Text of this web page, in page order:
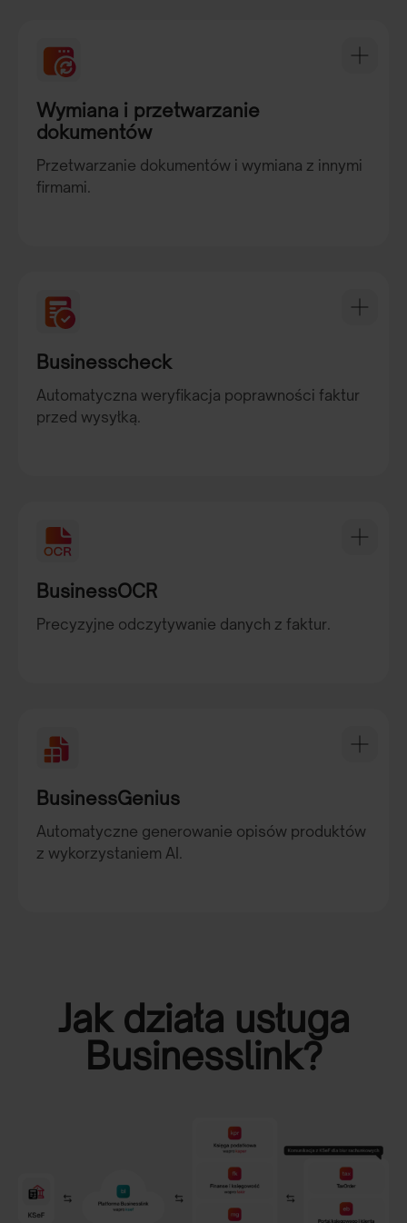
Wymiana i przetwarzanie
dokumentów
Przetwarzanie dokumentów i wymiana z innymi
firmami.
Businesscheck
Automatyczna weryfikacja poprawności faktur
przed wysyłką.
BusinessOCR
Precyzyjne odczytywanie danych z faktur.
BusinessGenius
Automatyczne generowanie opisów produktów
z wykorzystaniem AI.
Jak działa usługa
Businesslink?